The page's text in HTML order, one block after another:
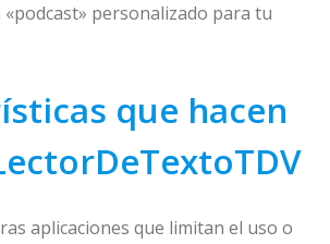
personalizado para tu
que hacen
aplicaciones que limitan el uso o